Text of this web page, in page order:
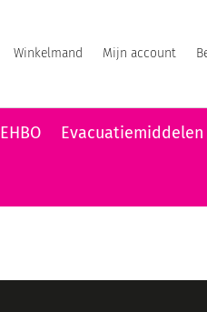
Winkelmand Mijn account
EHBO Evacuatiemiddelen